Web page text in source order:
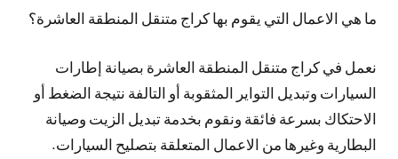
ما هي الاعمال التي يقوم بها كراج متنقل المنطقة العاشرة؟
نعمل في كراج متنقل المنطقة العاشرة بصيانة إطارات
السيارات وتبديل التواير المثقوبة أو التالفة نتيجة الضغط أو
الاحتكاك بسرعة فائقة ونقوم بخدمة تبديل الزيت وصيانة
البطارية وغيرها من الاعمال المتعلقة بتصليح السيارات.